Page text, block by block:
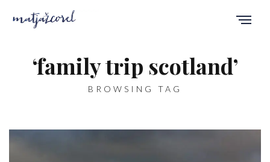
‘family trip scotland’
BROWSING TAG